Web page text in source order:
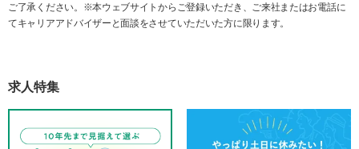
ご了承ください。※本ウェブサイトからご登録いただき、ご来社またはお電話に
てキャリアアドバイザーと面談をさせていただいた方に限ります。
求人特集